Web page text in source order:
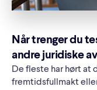
Når trenger du
andre juridiske
De fleste har hørt at
fremtidsfullmakt